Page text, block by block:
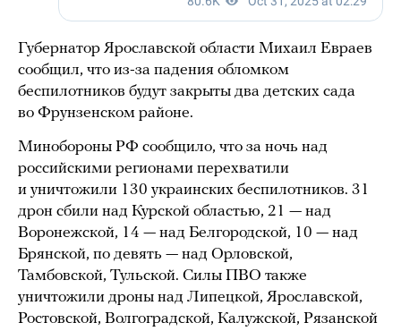
Губернатор Ярославской области Михаил Евраев
сообщил, что из-за падения обломком
беспилотников будут закрыты два детских сада
во Фрунзенском районе.
Минобороны РФ сообщило, что за ночь над
российскими регионами перехватили
и уничтожили 130 украинских беспилотников. 31
дрон сбили над Курской областью, 21 — над
Воронежской, 14 — над Белгородской, 10 — над
Брянской, по девять — над Орловской,
Тамбовской, Тульской. Силы ПВО также
уничтожили дроны над Липецкой, Ярославской,
Ростовской, Волгоградской, Калужской, Рязанской